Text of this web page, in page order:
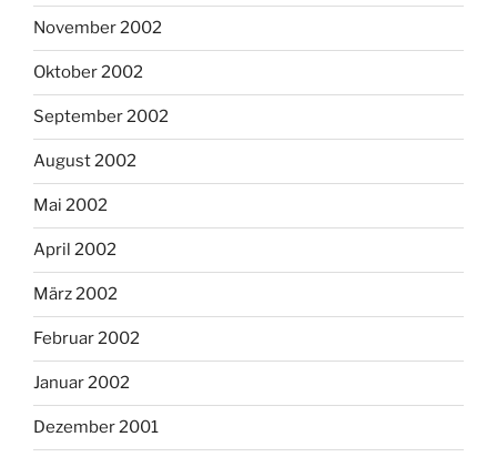
November 2002
Oktober 2002
September 2002
August 2002
Mai 2002
April 2002
März 2002
Februar 2002
Januar 2002
Dezember 2001